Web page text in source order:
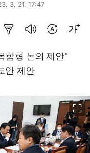
3. 21. 17:47
합형 논의 제안"
안 제안